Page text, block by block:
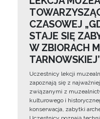
CZASOWEJ
STAJE SIĘ
W ZBIORACH
Uczestnicy lekcji
zapoznają się z
związanymi z
kulturowego i
konserwacja, zabytki